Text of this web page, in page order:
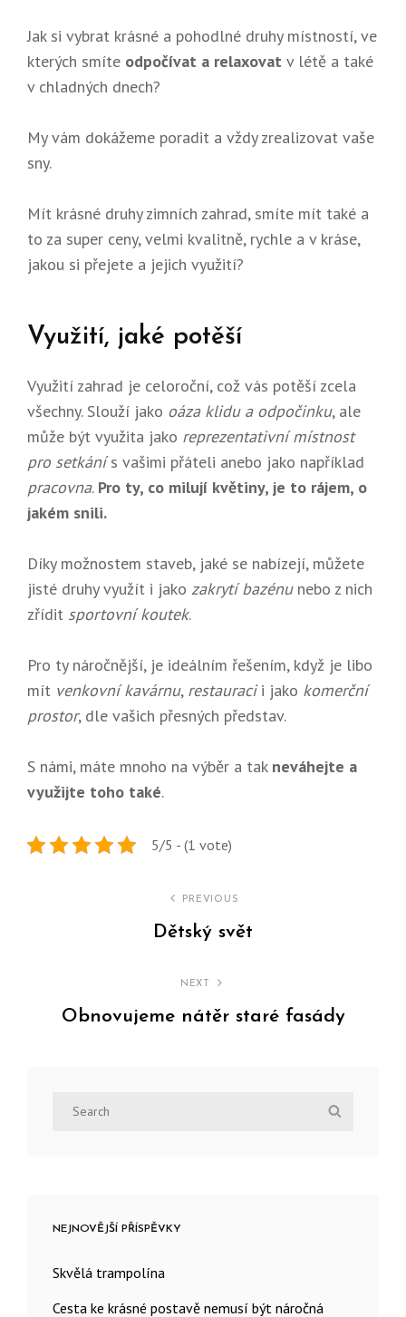
Jak si vybrat krásné a pohodlné druhy místností, ve
kterých smíte odpočívat a relaxovat v létě a také
v chladných dnech?
My vám dokážeme poradit a vždy zrealizovat vaše
sny.
Mít krásné druhyzimních zahrad, smíte mít také a
to za super ceny, velmi kvalitně, rychle a v kráse,
jakou si přejete a jejich využití?
Využití, jaké potěší
Využití zahrad je celoroční, což vás potěší zcela
všechny. Slouží jako oáza klidu a odpočinku, ale
může být využita jako reprezentativní místnost
pro setkánís vašimi přáteli anebo jako například
pracovna. Pro ty, co milují květiny, je to rájem, o
jakém snili.
Díky možnostem staveb, jaké se nabízejí, můžete
jisté druhy využít i jako zakrytí bazénunebo z nich
zřídit sportovní koutek.
Pro ty náročnější, je ideálním řešením, když je libo
mít venkovní kavárnu, restauracii jako komerční
prostor, dle vašich přesných představ.
S námi, máte mnoho na výběr a tak neváhejte a
využijte toho také.
5/5 - (1 vote)
PREVIOUS
Dětský svět
NEXT
Obnovujeme nátěr staré fasády
NEJNOVĚJŠÍ PŘÍSPĚVKY
Skvělá trampolína
Cesta ke krásné postavě nemusí být náročná